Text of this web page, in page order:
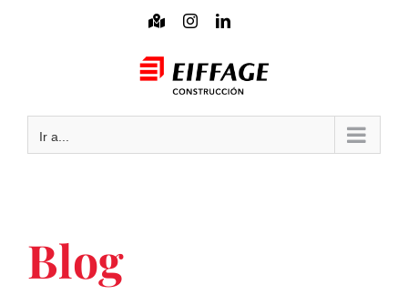
MapaInstagramLinkedIn
Ir a...
Blog